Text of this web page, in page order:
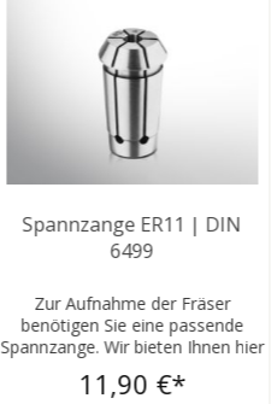
Spannzange ER11 | DIN
6499
Zur Aufnahme der Fräser
benötigen Sie eine passende
Spannzange. Wir bieten Ihnen hier
mit Ihrem Fräsmotor verwendet
11,90 €*